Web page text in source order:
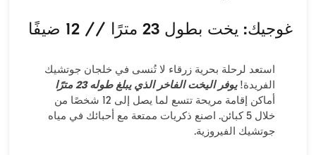
غوجيك: يخت بطول 23 مترًا // 12 ضيفًا
استعد لرحلة بحرية زرقاء لا تُنسى في خلجان جوتشيك
الفريدة!يوفر اليخت الفاخر الذي يبلغ طوله 23 مترًا
أماكن إقامة مريحة تتسع لما يصل إلى 12 شخصًا من
خلال 5 كبائن. اصنع ذكريات ممتعة مع أحبائك في مياه
جوتشيك الفيروزية.